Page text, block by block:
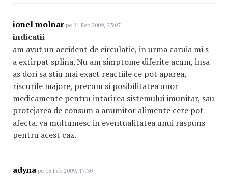
ionel molnar pe 21 Feb 2009, 23:07
indicatii
am avut un accident de circulatie, in urma caruia mi s-
a extirpat splina. Nu am simptome diferite acum, insa
as dori sa stiu mai exact reactiile ce pot aparea,
riscurile majore, precum si posibilitatea unor
medicamente pentru intarirea sistemului imunitar, sau
protejarea de consum a anumitor alimente cere pot
afecta. va multumesc in eventualitatea unui raspuns
pentru acest caz.
adyna pe 18 Feb 2009, 17:30